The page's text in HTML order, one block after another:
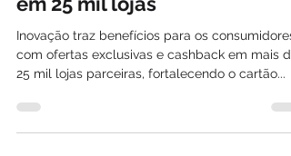
Grupo Pereira lança Clube
Vuon com cupons de
em 25 mil lojas
Inovação traz benefícios para os consumidores
com ofertas exclusivas e cashback em mais de